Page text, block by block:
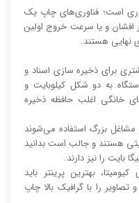
است؛ فناوری‌های چاپ یک
افشان و یا سرعت خروج اولین
نهایی هستند.
برای ذخیره سازی اسناد و
به دو شکل کیلوبایت و
خانگی اغلب حافظه ذخیره
مشاغل بزرگ استفاده می‌شوند
32، 128، 256، یا 512 مگابایتی هستند و جالب است بدانید
بهترین پرینتر باید
را با گرافیک بالا چاپ